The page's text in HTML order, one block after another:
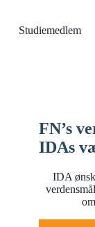
Studiemedlem
FN’s
IDAs
IDA